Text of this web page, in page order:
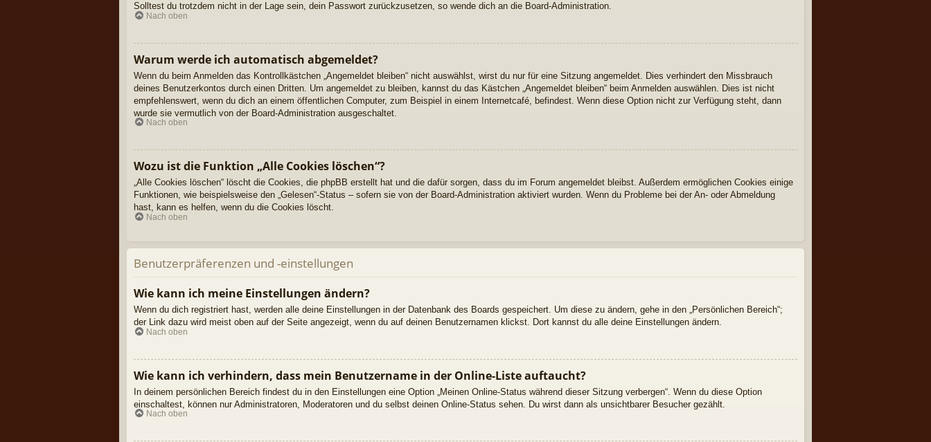
Solltest du trotzdem nicht in der Lage sein, dein Passwort zurückzusetzen, so wende dich an die Board-Administration.
Nach oben
Warum werde ich automatisch abgemeldet?
Wenn du beim Anmelden das Kontrollkästchen „Angemeldet bleiben“ nicht auswählst, wirst du nur für eine Sitzung angemeldet. Dies verhindert den Missbrauch
deines Benutzerkontos durch einen Dritten. Um angemeldet zu bleiben, kannst du das Kästchen „Angemeldet bleiben“ beim Anmelden auswählen. Dies ist nicht
empfehlenswert, wenn du dich an einem öffentlichen Computer, zum Beispiel in einem Internetcafé, befindest. Wenn diese Option nicht zur Verfügung steht, dann
wurde sie vermutlich von der Board-Administration ausgeschaltet.
Nach oben
Wozu ist die Funktion „Alle Cookies löschen“?
„Alle Cookies löschen“ löscht die Cookies, die phpBB erstellt hat und die dafür sorgen, dass du im Forum angemeldet bleibst. Außerdem ermöglichen Cookies einige
Funktionen, wie beispielsweise den „Gelesen“-Status – sofern sie von der Board-Administration aktiviert wurden. Wenn du Probleme bei der An- oder Abmeldung
hast, kann es helfen, wenn du die Cookies löscht.
Nach oben
Benutzerpräferenzen und -einstellungen
Wie kann ich meine Einstellungen ändern?
Wenn du dich registriert hast, werden alle deine Einstellungen in der Datenbank des Boards gespeichert. Um diese zu ändern, gehe in den „Persönlichen Bereich“;
der Link dazu wird meist oben auf der Seite angezeigt, wenn du auf deinen Benutzernamen klickst. Dort kannst du alle deine Einstellungen ändern.
Nach oben
Wie kann ich verhindern, dass mein Benutzername in der Online-Liste auftaucht?
In deinem persönlichen Bereich findest du in den Einstellungen eine Option „Meinen Online-Status während dieser Sitzung verbergen“. Wenn du diese Option
einschaltest, können nur Administratoren, Moderatoren und du selbst deinen Online-Status sehen. Du wirst dann als unsichtbarer Besucher gezählt.
Nach oben